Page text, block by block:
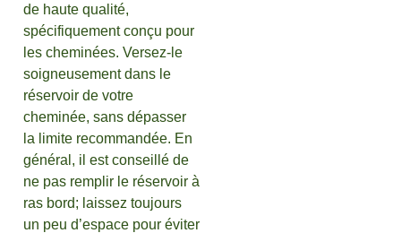
de haute qualité,
spécifiquement conçu pour
les cheminées. Versez-le
soigneusement dans le
réservoir de votre
cheminée, sans dépasser
la limite recommandée. En
général, il est conseillé de
ne pas remplir le réservoir à
ras bord; laissez toujours
un peu d’espace pour éviter